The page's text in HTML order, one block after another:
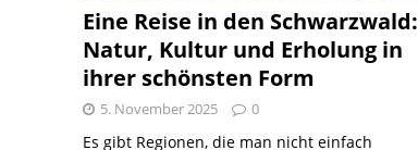
Eine Reise in den Schwarzwald:
Natur, Kultur und Erholung in
ihrer schönsten Form
5. November 2025 0
Es gibt Regionen, die man nicht einfach